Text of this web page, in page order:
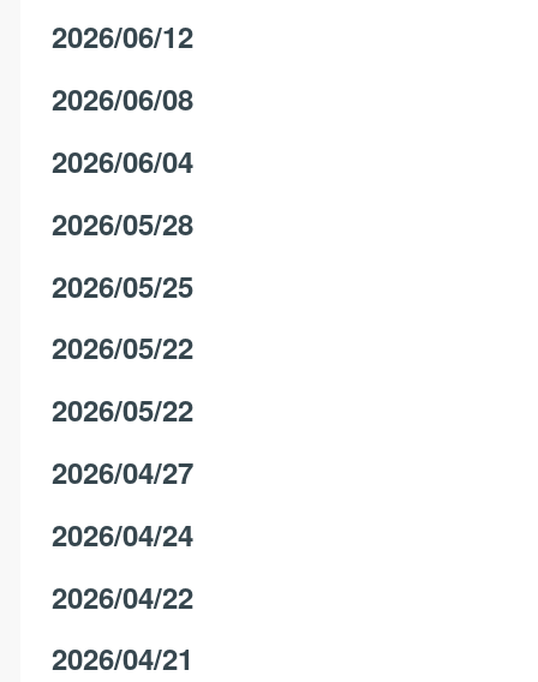
2026/06/12
2026/06/08
2026/06/04
2026/05/28
2026/05/25
2026/05/22
2026/05/22
2026/04/27
2026/04/24
2026/04/22
2026/04/21